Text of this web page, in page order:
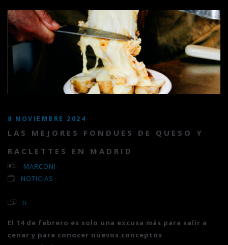
8 NOVIEMBRE 2024
LAS MEJORES FONDUES DE QUESO Y
RACLETTES EN MADRID
MARCONI
NOTICIAS
0
El 14 de febrero es solo una excusa más para salir a
cenar y para conocer nuevos conceptos